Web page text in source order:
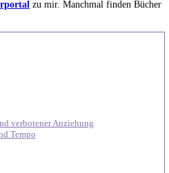
zu mir. Manchmal finden Bücher
verbotener Anziehung
Tempo